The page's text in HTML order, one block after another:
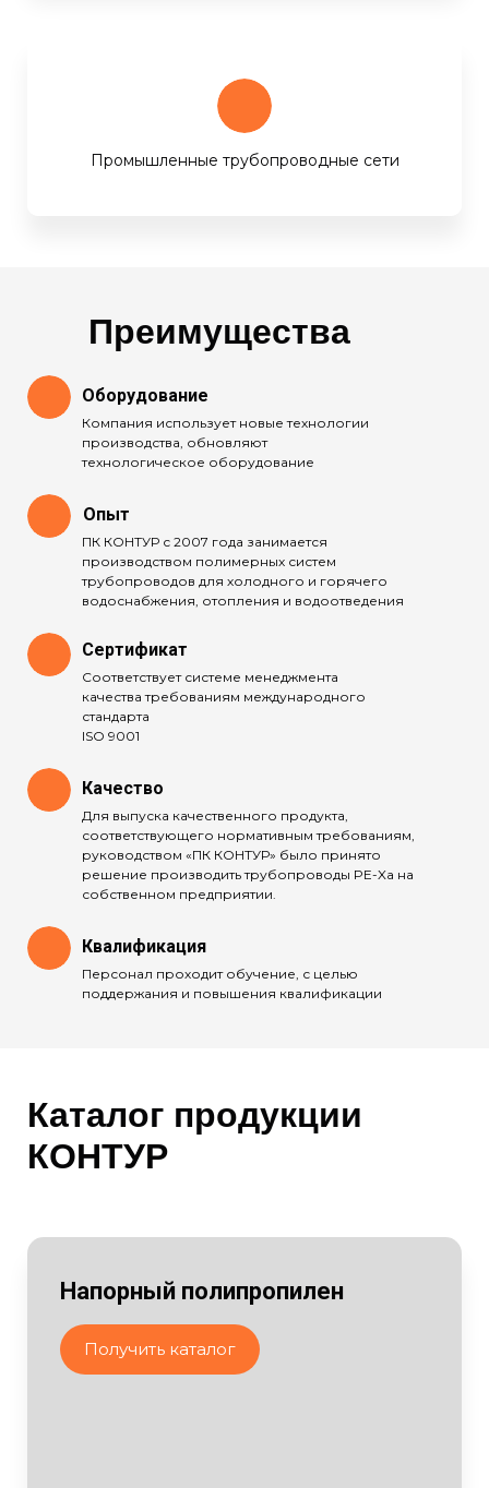
Промышленные трубопроводные сети
Для выпуска качественного продукта,
соответствующего нормативным требованиям,
руководством «ПК КОНТУР» было принято
решение производить трубопроводы PE-Xa на
собственном предприятии.
Качество
Соответствует системе менеджмента
качества требованиям международного
стандарта
ISO 9001
Персонал проходит обучение, с целью
поддержания и повышения квалификации
Компания использует новые технологии
производства, обновляют
технологическое оборудование
ПК КОНТУР с 2007 года занимается
производством полимерных систем
трубопроводов для холодного и горячего
водоснабжения, отопления и водоотведения
Опыт
Оборудование
Сертификат
Квалификация
Преимущества
Каталог продукции
КОНТУР
Напорный полипропилен
Получить каталог